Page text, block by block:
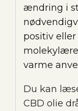
ændring i
positiv
varme
Du kan
CBD olie